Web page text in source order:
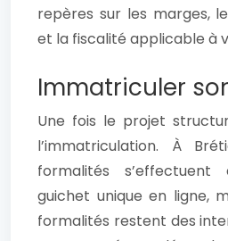
repères sur les marges,
et la fiscalité applicable à
Immatriculer
Une fois le projet
l’immatriculation. À
formalités
guichet unique en ligne,
formalités restent des